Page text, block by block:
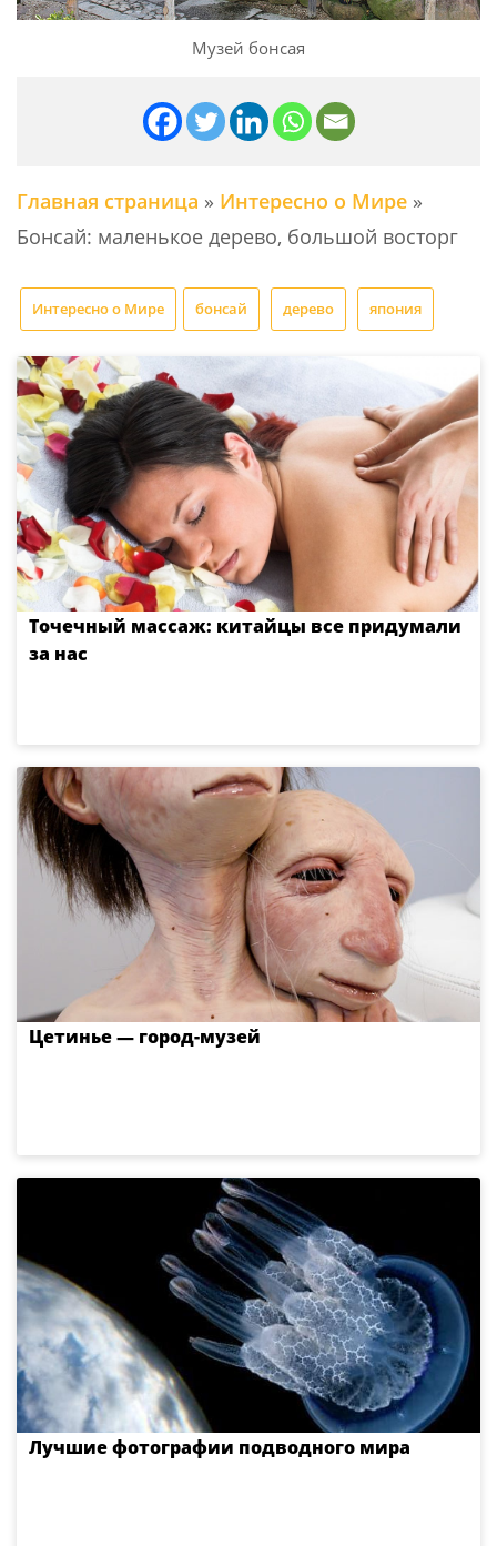
Музей бонсая
Главная страница » Интересно о Мире »
Бонсай: маленькое дерево, большой восторг
Интересно о Мире бонсай дерево япония
Точечный массаж: китайцы все придумали
за нас
Цетинье — город-музей
Лучшие фотографии подводного мира